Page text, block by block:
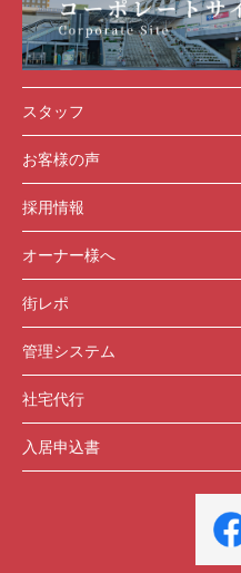
スタッフ
お客様の声
採用情報
オーナー様へ
街レポ
管理システム
社宅代行
入居申込書